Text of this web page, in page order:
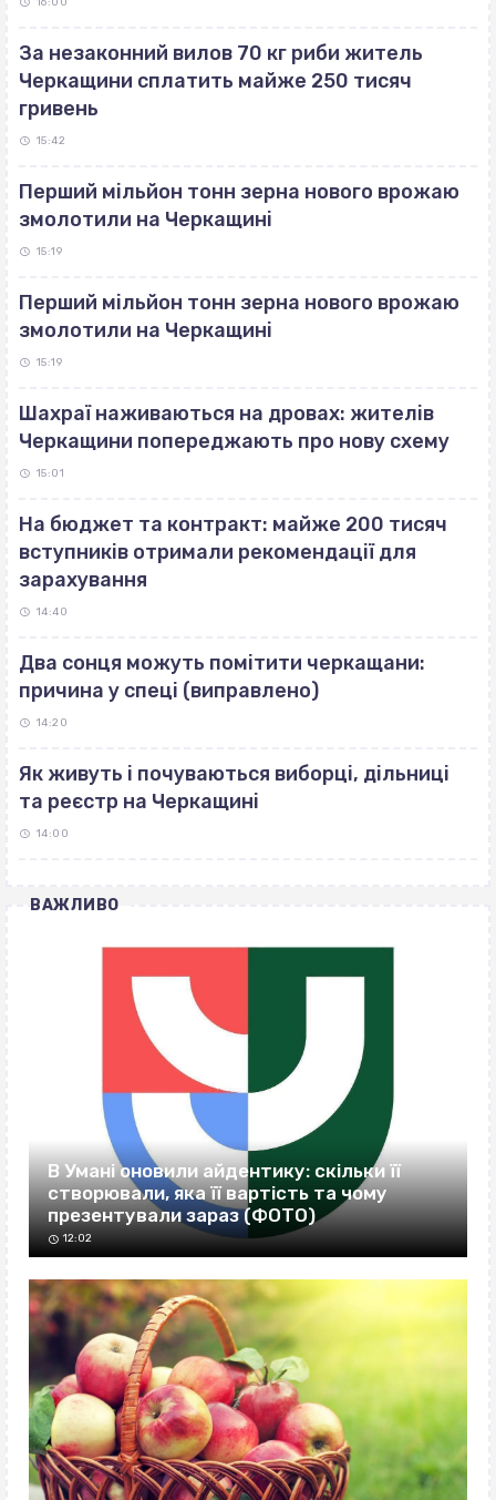
За незаконний вилов 70 кг риби житель
Черкащини сплатить майже 250 тисяч
гривень
15:42
Перший мільйон тонн зерна нового врожаю
змолотили на Черкащині
15:19
Перший мільйон тонн зерна нового врожаю
змолотили на Черкащині
15:19
Шахраї наживаються на дровах: жителів
Черкащини попереджають про нову схему
15:01
На бюджет та контракт: майже 200 тисяч
вступників отримали рекомендації для
зарахування
14:40
Два сонця можуть помітити черкащани:
причина у спеці (виправлено)
14:20
Як живуть і почуваються виборці, дільниці
та реєстр на Черкащині
14:00
ВАЖЛИВО
В Умані оновили айдентику: скільки її
створювали, яка її вартість та чому
презентували зараз (ФОТО)
12:02